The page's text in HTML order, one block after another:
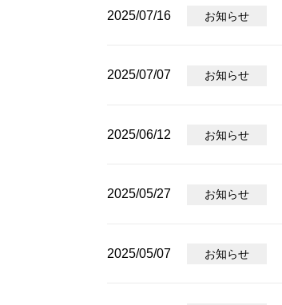
2025/07/16 お知らせ
2025/07/07 お知らせ
2025/06/12 お知らせ
2025/05/27 お知らせ
2025/05/07 お知らせ